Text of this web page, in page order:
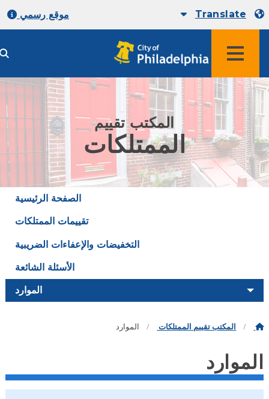
موقع رسمي Translate
المكتب تقييم
الممتلكات
الصفحة الرئيسية
تقييمات الممتلكات
التخفيضات والإعفاءات الضريبية
الأسئلة الشائعة
الموارد
المكتب تقييم الممتلكات الموارد